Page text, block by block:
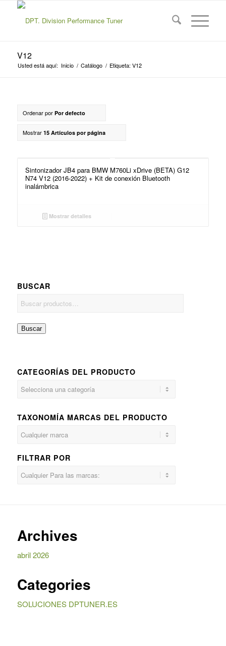
V12
Usted está aquí: Inicio / Catálogo / Etiqueta: V12
Ordenar por Por defecto
Mostrar 15 Artículos por página
Sintonizador JB4 para BMW M760Li xDrive (BETA) G12
N74 V12 (2016-2022) + Kit de conexión Bluetooth
inalámbrica
Mostrar detalles
BUSCAR
Buscar
CATEGORÍAS DEL PRODUCTO
TAXONOMÍA MARCAS DEL PRODUCTO
FILTRAR POR
Archives
abril 2026
Categories
SOLUCIONES DPTUNER.ES